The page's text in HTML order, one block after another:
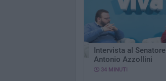
Intervista al Senatore
Antonio Azzollini
34 MINUTI